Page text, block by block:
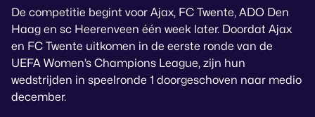
De competitie begint voor Ajax, FC Twente, ADO Den
Haag en sc Heerenveen één week later. Doordat Ajax
en FC Twente uitkomen in de eerste ronde van de
UEFA Women’s Champions League, zijn hun
wedstrijden in speelronde 1 doorgeschoven naar medio
december.